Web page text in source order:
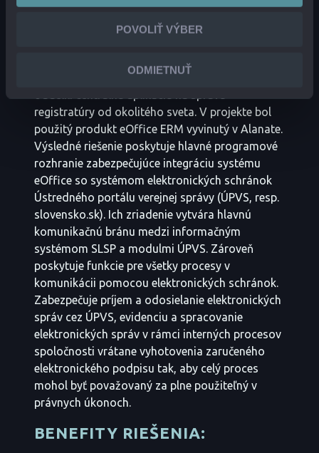
POVOLIŤ VÝBER
ODMIETNUŤ
Celé riešenie je situované do existujúcej
infraštruktúry banky a používatelia k systému
základe stanovených cieľov sme
prostredníctvom komunikačného modulu
registratúry od okolitého sveta. V projekte bol
použitý produkt eOffice ERM vyvinutý v Alanate.
Výsledné riešenie poskytuje hlavné programové
rozhranie zabezpečujúce integráciu systému
eOffice so systémom elektronických schránok
Ústredného portálu verejnej správy (ÚPVS, resp.
slovensko.sk). Ich zriadenie vytvára hlavnú
komunikačnú bránu medzi informačným
systémom SLSP a modulmi ÚPVS. Zároveň
poskytuje funkcie pre všetky procesy v
komunikácii pomocou elektronických schránok.
Zabezpečuje príjem a odosielanie elektronických
správ cez ÚPVS, evidenciu a spracovanie
elektronických správ v rámci interných procesov
spoločnosti vrátane vyhotovenia zaručeného
elektronického podpisu tak, aby celý proces
mohol byť považovaný za plne použiteľný v
právnych úkonoch.
BENEFITY RIEŠENIA: